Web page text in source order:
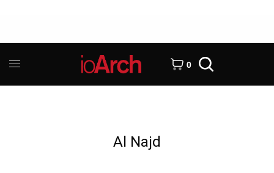
0
Al Najd